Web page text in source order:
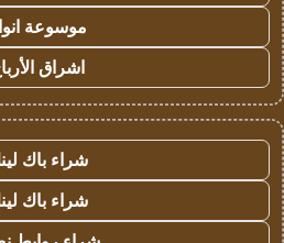
موسوعة
اشراق
شراء باك
شراء باك